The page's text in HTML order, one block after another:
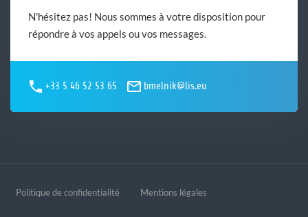
N'hésitez pas! Nous sommes à votre disposition pour
répondre à vos appels ou vos messages.
+33 5 46 52 53 65 bmelnik@lis.eu
Politique de confidentialité Mentions légales